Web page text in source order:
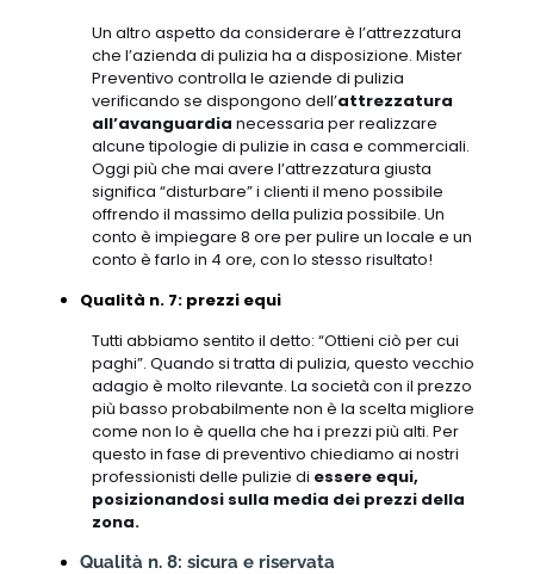
Un altro aspetto da considerare è l’attrezzatura
che l’azienda di pulizia ha a disposizione. Mister
Preventivo controlla le aziende di pulizia
verificando se dispongono dell’attrezzatura
all’avanguardia necessaria per realizzare
alcune tipologie di pulizie in casa e commerciali.
Oggi più che mai avere l’attrezzatura giusta
significa “disturbare” i clienti il meno possibile
offrendo il massimo della pulizia possibile. Un
conto è impiegare 8 ore per pulire un locale e un
conto è farlo in 4 ore, con lo stesso risultato!
Qualità n. 7: prezzi equi
Tutti abbiamo sentito il detto: “Ottieni ciò per cui
paghi”. Quando si tratta di pulizia, questo vecchio
adagio è molto rilevante. La società con il prezzo
più basso probabilmente non è la scelta migliore
come non lo è quella che ha i prezzi più alti. Per
questo in fase di preventivo chiediamo ai nostri
professionisti delle pulizie di essere equi,
posizionandosi sulla media dei prezzi della
zona.
Qualità n. 8: sicura e riservata